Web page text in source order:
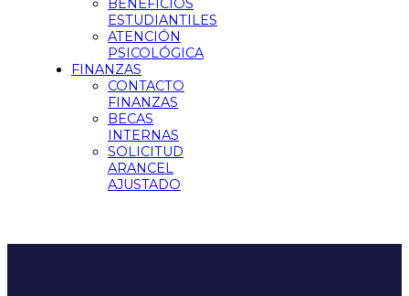
BENEFICIOS
ESTUDIANTILES
ATENCIÓN
PSICOLÓGICA
FINANZAS
CONTACTO
FINANZAS
BECAS
INTERNAS
SOLICITUD
ARANCEL
AJUSTADO